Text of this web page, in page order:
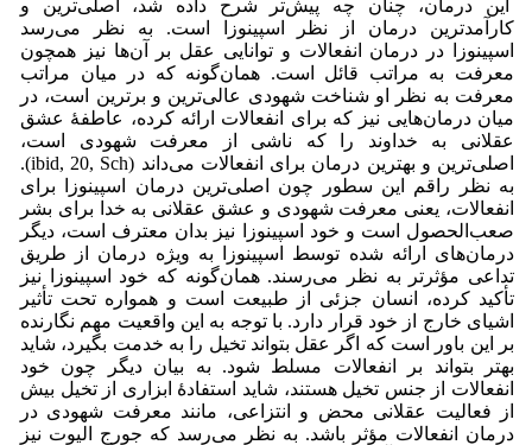
این درمان، چنان چه پیش‌تر شرح داده شد، اصلی‌ترین و
کارآمدترین درمان از نظر اسپینوزا است. به نظر می‌‌رسد
اسپینوزا در درمان انفعالات و توانایی عقل بر آن‌ها نیز همچون
معرفت به مراتب قائل است. همان‌گونه که در میان مراتب
معرفت به نظر او شناخت شهودی عالی‌ترین و برترین است، در
میان درمان‌هایی نیز که برای انفعالات ارائه کرده، عاطفۀ عشق
عقلانی به خداوند را که ناشی از معرفت شهودی است،
اصلی‌ترین و بهترین درمان برای انفعالات می‌‌داند (ibid, 20, Sch).
به نظر راقم این سطور چون اصلی‌ترین درمان اسپینوزا برای
انفعالات، یعنی معرفت شهودی و عشق عقلانی به خدا برای بشر
صعب‌الحصول است و خود اسپینوزا نیز بدان معترف است، دیگر
درمان‌های ارائه شده توسط اسپینوزا به ویژه درمان از طریق
تداعی مؤثرتر به نظر می‌‌رسند. همان‌گونه که خود اسپینوزا نیز
تأکید کرده، انسان جزئی از طبیعت است و همواره تحت تأثیر
اشیای خارج از خود قرار دارد. با توجه به این واقعیت مهم نگارنده
بر این باور است که اگر عقل بتواند تخیل را به خدمت بگیرد، شاید
بهتر بتواند بر انفعالات مسلط شود. به بیان دیگر چون خود
انفعالات از جنس تخیل هستند، شاید استفادۀ ابزاری از تخیل بیش
از فعالیت عقلانی محض و انتزاعی، مانند معرفت شهودی در
درمان انفعالات مؤثر باشد. به نظر می‌‌رسد که جورج الیوت نیز